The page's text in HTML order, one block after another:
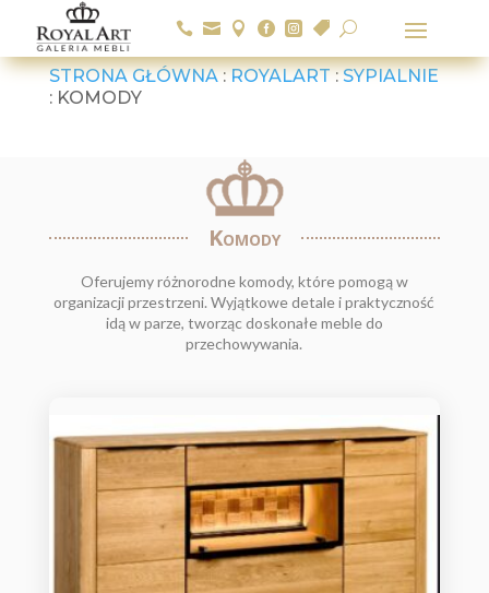
      U
STRONA GŁÓWNA:ROYALART:SYPIALNIE
: KOMODY
Komody
Oferujemy różnorodne komody, które pomogą w
organizacji przestrzeni. Wyjątkowe detale i praktyczność
idą w parze, tworząc doskonałe meble do
przechowywania.
Promocja
_royalart_kolekcja
100
_royalart_producent
1